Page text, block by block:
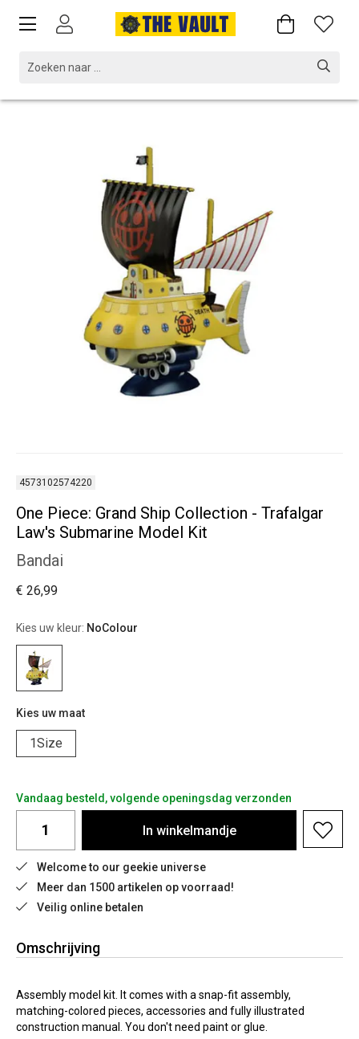
4573102574220
One Piece: Grand Ship Collection - Trafalgar
Law's Submarine Model Kit
Bandai
€ 26,99
Kies uw kleur: NoColour
Kies uw maat
1Size
Vandaag besteld, volgende openingsdag verzonden
In winkelmandje
Welcome to our geekie universe
Meer dan 1500 artikelen op voorraad!
Veilig online betalen
Omschrijving
Assembly model kit. It comes with a snap-fit assembly,
matching-colored pieces, accessories and fully illustrated
construction manual. You don't need paint or glue.